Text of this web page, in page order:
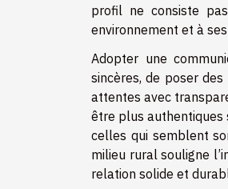
profil ne consiste
environnement et à
Adopter une
sincères, de poser
attentes avec
être plus authentiques
celles qui semblent
milieu rural souligne
relation solide et